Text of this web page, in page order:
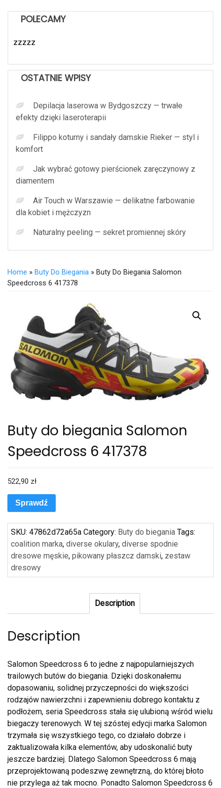
POLECAMY
zzzzz
OSTATNIE WPISY
Depilacja laserowa w Bydgoszczy — trwałe
efekty dzięki laseroterapii
Filippo koturny i sandały damskie Rieker — styl i
komfort
Jak wybrać gotowy pierścionek zaręczynowy z
diamentem
Air Touch w Warszawie — delikatne farbowanie
dla kobiet i mężczyzn
Naturalny peeling — sekret promiennej skóry
Home » Buty Do Biegania » Buty Do Biegania Salomon
Speedcross 6 417378
Buty do biegania Salomon
Speedcross 6 417378
522,90 zł
Sprawdź
SKU: 47862d72a65a Category: Buty do biegania Tags:
coalition marka, diverse okulary, diverse spodnie
dresowe męskie, pikowany płaszcz damski, zestaw
dresowy
Description
Description
Salomon Speedcross 6 to jedne z najpopularniejszych
trailowych butów do biegania. Dzięki doskonałemu
dopasowaniu, solidnej przyczepności do większości
rodzajów nawierzchni i zapewnieniu dobrego kontaktu z
podłożem, seria Speedcross stała się ulubioną wśród wielu
biegaczy terenowych. W tej szóstej edycji marka Salomon
trzymała się wszystkiego tego, co działało dobrze i
zaktualizowała kilka elementów, aby udoskonalić buty
jeszcze bardziej. Dlatego Salomon Speedcross 6 mają
przeprojektowaną podeszwę zewnętrzną, do której błoto
nie przylega aż tak mocno. Ponadto Salomon Speedcross 6